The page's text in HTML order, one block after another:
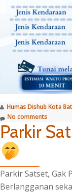
Humas Dishub Kota
No comments
Parkir
Parkir Satset, Gak
Berlangganan